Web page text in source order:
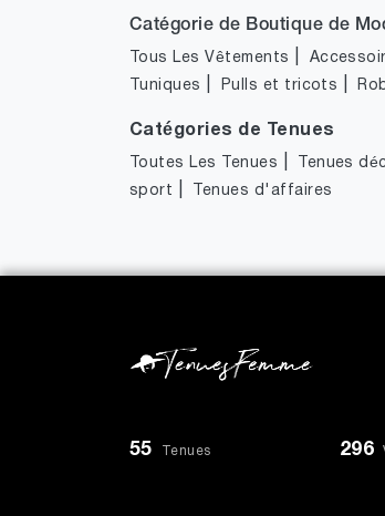
Catégorie de Boutique de
Tous Les Vêtements
Tuniques
Pulls et tricots
Catégories de Tenues
Toutes Les Tenues Tenues
sport
Tenues d'affaires
55 Tenues 296